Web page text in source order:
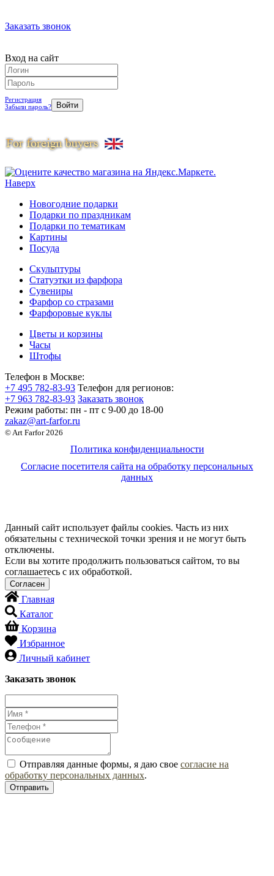
Заказать звонок
Вход на сайт
Регистрация
Забыли пароль?
Наверх
Новогодние подарки
Подарки по праздникам
Подарки по тематикам
Картины
Посуда
Скульптуры
Статуэтки из фарфора
Сувениры
Фарфор со стразами
Фарфоровые куклы
Цветы и корзины
Часы
Штофы
Телефон в Москве:
+7 495 782-83-93 Телефон для регионов:
+7 963 782-83-93 Заказать звонок
Режим работы: пн - пт c 9-00 до 18-00
zakaz@art-farfor.ru
© Art Farfor 2026
Политика конфиденциальности
Согласие посетителя сайта на обработку персональных
данных
Данный сайт использует файлы cookies. Часть из них
обязательны с технической точки зрения и не могут быть
отключены.
Если вы хотите продолжить пользоваться сайтом, то вы
соглашаетесь с их обработкой.
Главная
Каталог
Корзина
Избранное
Личный кабинет
Заказать звонок
Отправляя данные формы, я даю свое согласие на
обработку персональных данных.
Отправить